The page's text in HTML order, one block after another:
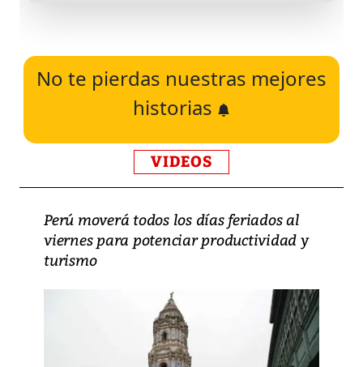
No te pierdas nuestras mejores
historias
VIDEOS
Perú moverá todos los días feriados al
viernes para potenciar productividad y
turismo